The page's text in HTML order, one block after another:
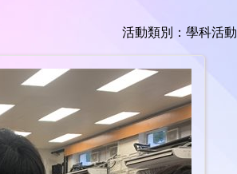
活動類別：學科活動